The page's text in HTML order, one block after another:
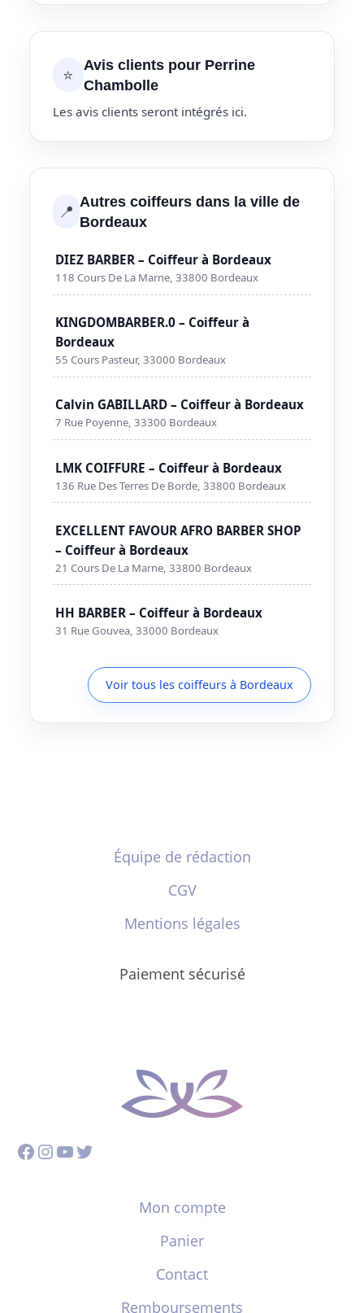
⭐
Avis clients pour Perrine
Chambolle
Les avis clients seront intégrés ici.
📍 Autres coiffeurs dans la ville de
Bordeaux
DIEZ BARBER – Coiffeur à Bordeaux
118 Cours De La Marne, 33800 Bordeaux
KINGDOMBARBER.0 – Coiffeur à
Bordeaux
55 Cours Pasteur, 33000 Bordeaux
Calvin GABILLARD – Coiffeur à Bordeaux
7 Rue Poyenne, 33300 Bordeaux
LMK COIFFURE – Coiffeur à Bordeaux
136 Rue Des Terres De Borde, 33800 Bordeaux
EXCELLENT FAVOUR AFRO BARBER SHOP
– Coiffeur à Bordeaux
21 Cours De La Marne, 33800 Bordeaux
HH BARBER – Coiffeur à Bordeaux
31 Rue Gouvea, 33000 Bordeaux
Voir tous les coiffeurs à Bordeaux
Équipe de rédaction
CGV
Mentions légales
Paiement sécurisé
Facebook
Instagram
YouTube
Twitter
Mon compte
Panier
Contact
Remboursements